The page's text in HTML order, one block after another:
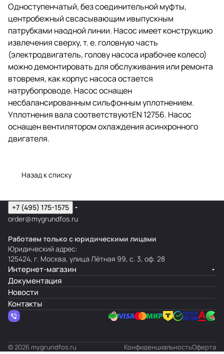
Одноступенчатый, без соединительной муфты,
центробежный свсасывающим ивыпускным
патрубками наодной линии. Насос имеет конструкцию
извлечения сверху,т. е. головную часть
(электродвигатель, голову насоса ирабочее колесо)
можно демонтировать для обслуживания или ремонта
втовремя, как корпус насоса остается
натрубопроводе. Насос оснащен
несбалансированным сильфонным уплотнением.
Уплотнения вала соответствуютEN 12756. Насос
оснащен вентилятором охлаждения асинхронного
двигателя.
Назад к списку
+7 (495) 175-1575
order@mygrundfos.ru
Работаем только с юридическими лицами
Юридический адрес:
125424, г. Москва, улица Лётная 99, с. 3, оф. 28
Интернет-магазин
Документация
Новости
Контакты
© 2026 mygrundfos.ru КонфиденциальностьОферта